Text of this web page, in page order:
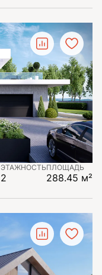
ЭТАЖНОСТЬ
2
ПЛОЩАДЬ
288.45 м²